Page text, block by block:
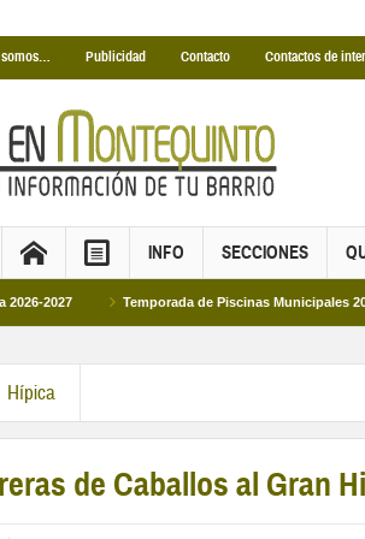
somos… Publicidad Contacto Contactos de
INFO SECCIONES
Temporada de Piscinas Municipales 2026
Hípica
de Caballos al Gran